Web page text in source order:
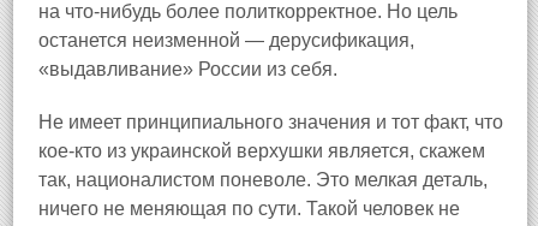
на что-нибудь более политкорректное. Но цель
останется неизменной — дерусификация,
«выдавливание» России из себя.
Не имеет принципиального значения и тот факт, что
кое-кто из украинской верхушки является, скажем
так, националистом поневоле. Это мелкая деталь,
ничего не меняющая по сути. Такой человек не